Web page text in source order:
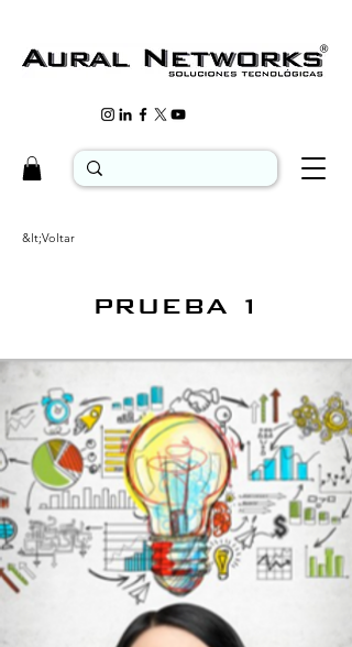
&lt;Voltar
PRUEBA 1